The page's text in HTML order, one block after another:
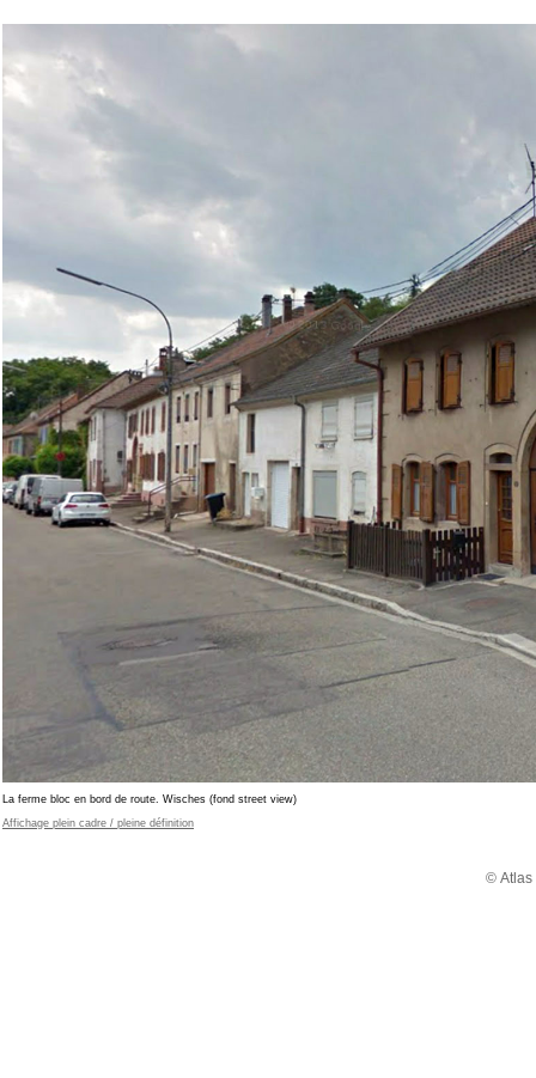
La ferme bloc en bord de route. Wisches (fond street view)
Affichage plein cadre / pleine définition
© Atlas